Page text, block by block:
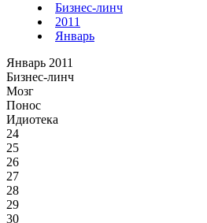
Бизнес-линч
2011
Январь
Январь 2011
Бизнес-линч
Мозг
Понос
Идиотека
24
25
26
27
28
29
30